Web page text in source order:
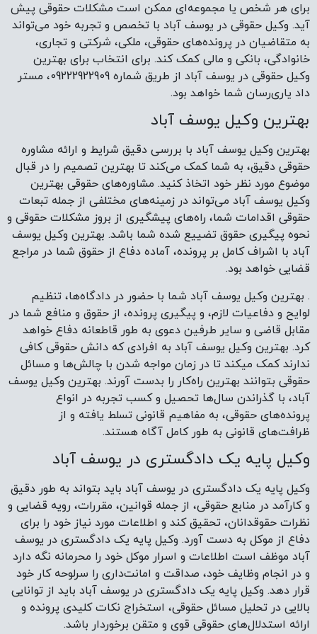
برای هر شخص یا مجموعه‌ای ممکن است مشکلات حقوقی پیش
آید. وکیل حقوقی در یوسف آباد با تخصص و تجربه خود می‌تواند
به متقاضیان در پرونده‌های حقوقی، ملکی، شرکتی و تجاری،
خانوادگی، بانکی و مالی کمک کند. برای انتخاب برای بهترین
وکیل حقوقی در یوسف آباد از طریق شماره 09222922909، مستر
داد یاری‌رسان شما خواهد بود.
بهترین وکیل یوسف آباد
بهترین وکیل یوسف آباد با بررسی دقیق شرایط و ارائه مشاوره
حقوقی دقیق، به شما کمک می‌کند تا بهترین تصمیم را در قبال
موضوع مورد نظر خود اتخاذ کنید. مشاوره‌های حقوقی بهترین
وکیل یوسف آباد می‌تواند در زمینه‌های مختلفی از جمله تبعات
حقوقی اقدامات شما، راه‌های پیشگیری از بروز مشکلات حقوقی و
نحوه پیگیری حقوق تضییع شده شما باشد. بهترین وکیل یوسف
آباد با اشراف کامل بر پرونده، آماده دفاع از حقوق شما در مراجع
قضایی خواهد بود.
. بهترین وکیل یوسف آباد شما با حضور در دادگاه‌ها، تنظیم
لوایح و دفاعیات لازم، و پیگیری پرونده، از حقوق و منافع شما در
مقابل قاضی و سایر طرفین دعوی به طور قاطعانه دفاع خواهد
کرد. بهترین وکیل یوسف آباد به افرادی که دانش حقوقی کافی
ندارند کمک میکند تا در زمان مواجه شدن با چالش‌ها و مسائل
حقوقی بتوانند بهترین راه‌کار را بدست آورند. بهترین وکیل یوسف
آباد، با گذراندن سال‌ها تحصیل و کسب تجربه در انواع
پرونده‌های حقوقی، به مفاهیم قانونی تسلط یافته و از
ظرافت‌های قانونی به طور کامل آگاه هستند.
وکیل پایه یک دادگستری در یوسف آباد
وکیل پایه یک دادگستری در یوسف آباد باید بتواند به طور دقیق
و کارآمد در منابع حقوقی، از جمله قوانین، مقررات، رویه قضایی و
نظرات حقوقدانان، تحقیق کند و اطلاعات مورد نیاز خود را برای
دفاع از موکل به دست آورد. وکیل پایه یک دادگستری در یوسف
آباد موظف است اطلاعات و اسرار موکل خود را محرمانه نگه دارد
و در انجام وظایف خود، صداقت و امانت‌داری را سرلوحه کار خود
قرار دهد. وکیل پایه یک دادگستری در یوسف آباد باید از توانایی
بالایی در تحلیل مسائل حقوقی، استخراج نکات کلیدی پرونده و
ارائه استدلال‌های حقوقی قوی و متقن برخوردار باشد.